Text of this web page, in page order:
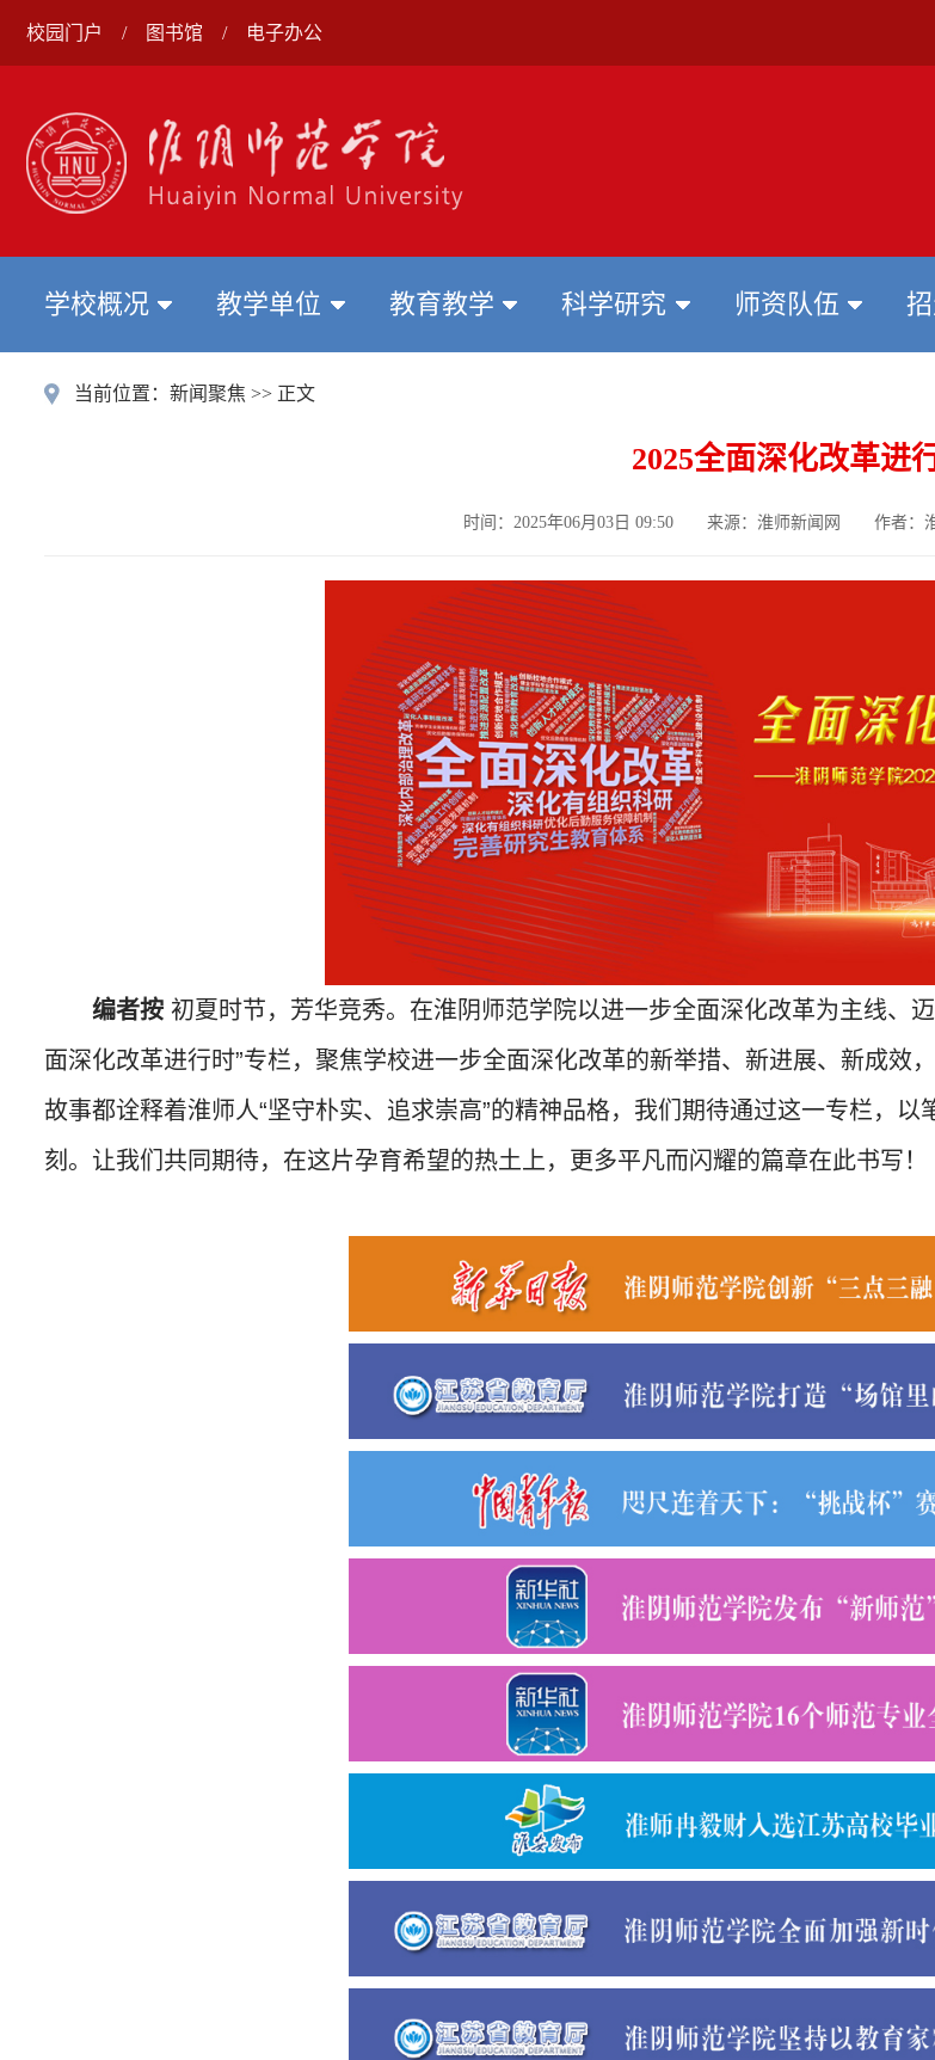
校园门户 / 图书馆 / 电子办公
学校概况 教学单位 教育教学 科学研究 师资队伍
当前位置： 新闻聚焦 >> 正文
2025全面深化改革进
时间：2025年06月03日 09:50 来源：淮师新闻网 作者：
编者按 初夏时节，芳华竞秀。在淮阴师范学院以进一步全面深化改革为主线、
面深化改革进行时”专栏，聚焦学校进一步全面深化改革的新举措、新进展、新成效
故事都诠释着淮师人“坚守朴实、追求崇高”的精神品格，我们期待通过这一专栏，
刻。让我们共同期待，在这片孕育希望的热土上，更多平凡而闪耀的篇章在此书写！